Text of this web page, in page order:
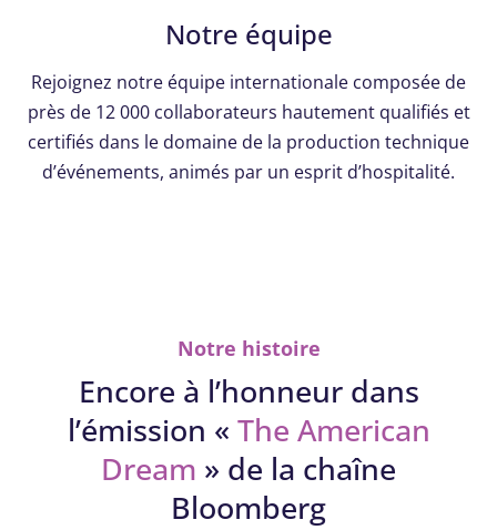
Notre équipe
Rejoignez notre équipe internationale composée de
près de 12 000 collaborateurs hautement qualifiés et
certifiés dans le domaine de la production technique
d’événements, animés par un esprit d’hospitalité.
Notre histoire
Encore à l’honneur dans
l’émission « The American
Dream » de la chaîne
Bloomberg